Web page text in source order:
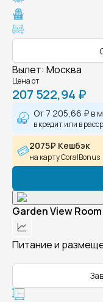
Вылет: Москва
Цена от
207 522,94 ₽
От 7 205,66 ₽в
в кредит или в
2075₽ Кешбэк
на карту CoralBonus
Garden View Room
Питание и